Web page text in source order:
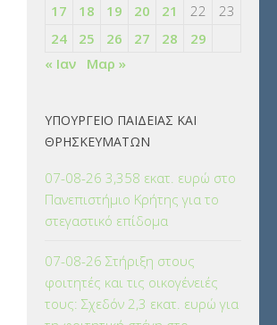
17
18 19 20 21 22
23
24
25 26 27 28
29
« Ιαν
Μαρ »
ΥΠΟΥΡΓΕΙΟ ΠΑΙΔΕΙΑΣ ΚΑΙ
ΘΡΗΣΚΕΥΜΑΤΩΝ
07-08-26 3,358 εκατ. ευρώ στο
Πανεπιστήμιο Κρήτης για το
στεγαστικό επίδομα
07-08-26 Στήριξη στους
φοιτητές και τις οικογένειές
τους: Σχεδόν 2,3 εκατ. ευρώ για